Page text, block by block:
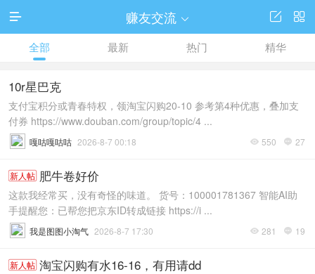
 赚友交流  

全部 最新 热门 精华
10r星巴克
支付宝积分或青春特权，领淘宝闪购20-10 参考第4种优惠，叠加支
付券 https://www.douban.com/group/topic/4 ...
 550  27
嘎咕嘎咕咕 2026-8-7 00:18
新人帖 肥牛卷好价
这款我经常买，没有奇怪的味道。 货号：100001781367 智能AI助
手提醒您：已帮您把京东ID转成链接 https://i ...
 281  19
我是图图小淘气 2026-8-7 17:30
新人帖 淘宝闪购有水16-16，有用请dd